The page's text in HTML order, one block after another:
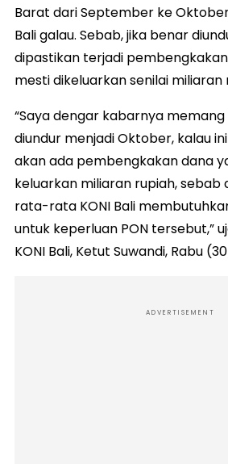
Barat dari September ke
Bali galau. Sebab, jika benar
dipastikan terjadi
mesti dikeluarkan senilai miliaran
“Saya dengar kabarnya memang
diundur menjadi Oktober, kalau
akan ada pembengkakan dana
keluarkan miliaran rupiah, sebab
rata-rata KONI Bali
untuk keperluan PON tersebut,”
KONI Bali, Ketut Suwandi, Rabu
ADVERTISEMENT